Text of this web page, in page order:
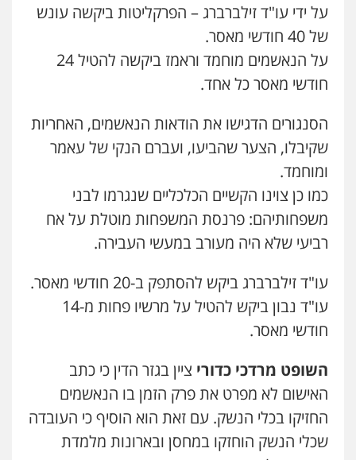
על ידי עו"ד זילברברג – הפרקליטות ביקשה עונש
של 40 חודשי מאסר.
על הנאשמים מוחמד וראמז ביקשה להטיל 24
חודשי מאסר כל אחד.
הסנגורים הדגישו את הודאות הנאשמים, האחריות
שקיבלו, הצער שהביעו, ועברם הנקי של עאמר
ומוחמד.
כמו כן צוינו הקשיים הכלכליים שנגרמו לבני
משפחותיהם: פרנסת המשפחות מוטלת על אח
רביעי שלא היה מעורב במעשי העבירה.
עו"ד זילברברג ביקש להסתפק ב-20 חודשי מאסר.
עו"ד נבון ביקש להטיל על מרשיו פחות מ-14
חודשי מאסר.
השופט מרדכי כדורי ציין בגזר הדין כי כתב
האישום לא מפרט את פרק הזמן בו הנאשמים
החזיקו בכלי הנשק. עם זאת הוא הוסיף כי העובדה
שכלי הנשק הוחזקו במחסן ובארונות מלמדת
עו"ד רונן בנדל
משפט פלילי
0524282442
פלילי מעצרים וחקירות
0543986802
מנשה, אלמוג – עורכי דין
פלילי עבירות תנועה צווארון לבן תעבורה
עורכי דין לענייני אסירים מעצרים וחקירות
0546470989
עו"ד אבי כהן
פשיעה חמורה
סמים עבירות מין
ויקי שמואל – משרד עו"ד
פלילי משפט פלילי
0528959600